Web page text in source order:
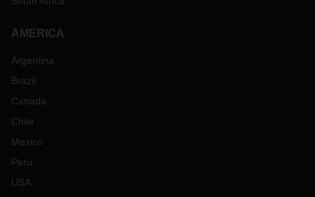
AMERICA
Argentina
Brazil
Canada
Chile
Mexico
Peru
USA